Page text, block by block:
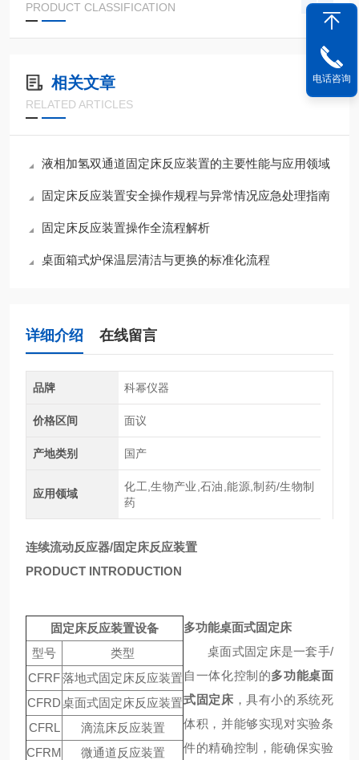
PRODUCT CLASSIFICATION
相关文章
RELATED ARTICLES
液相加氢双通道固定床反应装置的主要性能与应用领域
固定床反应装置安全操作规程与异常情况应急处理指南
固定床反应装置操作全流程解析
桌面箱式炉保温层清洁与更换的标准化流程
详细介绍 在线留言
品牌 科幂仪器
价格区间 面议
产地类别 国产
应用领域
化工,生物产业,石油,能源,制药/生物制
药
连续流动反应器/固定床反应装置
PRODUCT INTRODUCTION
固定床反应装置设备
型号
类型
CFRF落地式固定床反应装置
CFRD桌面式固定床反应装置
CFRL
滴流床反应装置
CFRM
微通道反应装置
多功能桌面式固定床
桌面式固定床是一套手/
自一体化控制的多功能桌面
式固定床 ，具有小的系统死
体积，并能够实现对实验条
件的精确控制，能确保实验
电话咨询